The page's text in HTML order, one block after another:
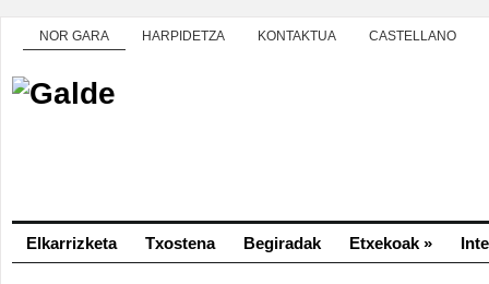
NOR GARA HARPIDETZA KONTAKTUA CASTELLANO
Elkarrizketa Txostena Begiradak Etxekoak »